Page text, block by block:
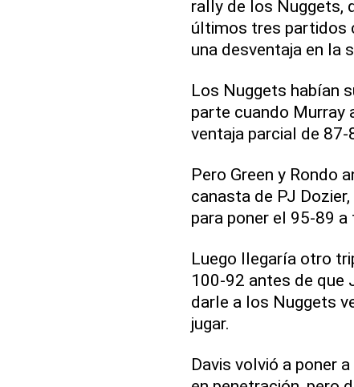
rally de los Nuggets,
últimos tres partidos
una desventaja en la
Los Nuggets habían
parte cuando Murray
ventaja parcial de
Pero Green y Rondo
canasta de PJ
para poner el 95-89
Luego llegaría otro
100-92 antes de que
darle a los Nuggets
jugar.
Davis volvió a poner